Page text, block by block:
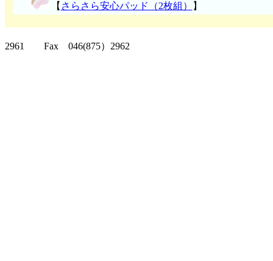
【 さらさら安心パッド（2枚組） 】
2961 Fax 046(875）2962